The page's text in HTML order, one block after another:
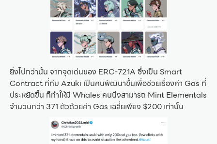
ยิ่งไปกว่านั้น จากจุดเด่นของ ERC-721A ซึ่งเป็น Smart
Contract ที่ทีม Azuki เป็นคนพัฒนาขึ้นเพื่อช่วยเรื่องค่า Gas ที่
ประหยัดขึ้น ก็ทำให้มี Whales คนนึงสามารถ Mint Elementals
จำนวนกว่า 371 ตัวด้วยค่า Gas เฉลี่ยเพียง $200 เท่านั้น